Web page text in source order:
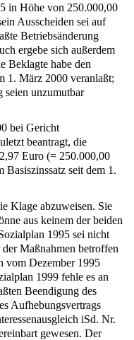
in Höhe von 250.000,00
Ausscheiden sei auf
Betriebsänderung
ergebe sich außerdem
Beklagte habe den
1. März 2000 veranlaßt;
seien unzumutbar
bei Gericht
beantragt, die
Euro (= 250.000,00
seit dem 1.
Klage abzuweisen. Sie
aus keinem der beiden
1995 sei nicht
Maßnahmen betroffen
vom Dezember 1995
1999 fehle es an
Beendigung des
Aufhebungsvertrags
iSd. Nr.
gewesen. Der